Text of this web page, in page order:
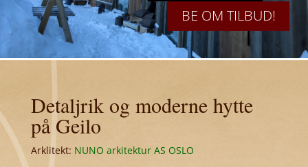
BE OM TILBUD!
Detaljrik og moderne hytte
på Geilo
Arklitekt: NUNO arkitektur AS OSLO